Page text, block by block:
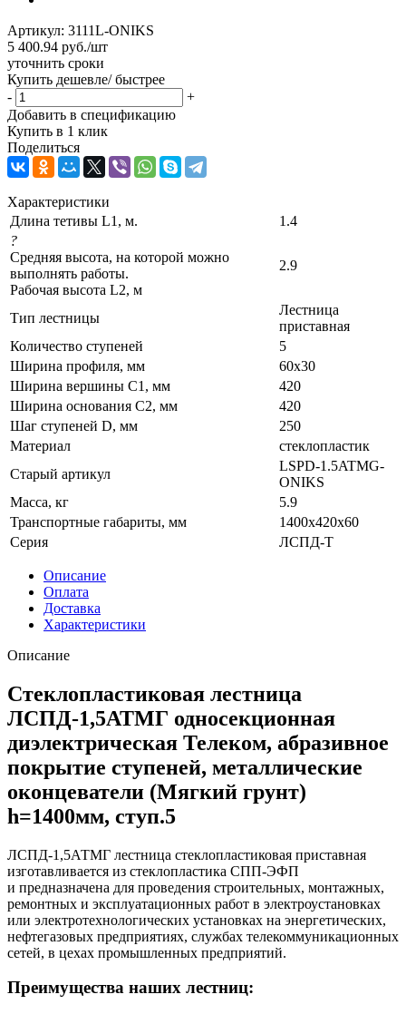
Артикул: 3111L-ONIKS
5 400.94 руб./шт
уточнить сроки
Купить дешевле/ быстрее
-
+
Добавить в спецификацию
Купить в 1 клик
Поделиться
Характеристики
Длина тетивы L1, м.
1.4
?
Средняя высота, на которой можно
выполнять работы.
Рабочая высота L2, м
2.9
Тип лестницы
Лестница
приставная
Количество ступеней
5
Ширина профиля, мм
60х30
Ширина вершины С1, мм
420
Ширина основания C2, мм
420
Шаг ступеней D, мм
250
Материал
стеклопластик
Старый артикул
LSPD-1.5ATMG-
ONIKS
Масса, кг
5.9
Транспортные габариты, мм
1400x420x60
Серия
ЛСПД-Т
Описание
Оплата
Доставка
Характеристики
Описание
Стеклопластиковая лестница
ЛСПД-1,5АТМГ односекционная
диэлектрическая Телеком, абразивное
покрытие ступеней, металлические
оконцеватели (Мягкий грунт)
h=1400мм, ступ.5
ЛСПД-1,5АТМГ лестница стеклопластиковая приставная
изготавливается из стеклопластика СПП-ЭФП
и предназначена для проведения строительных, монтажных,
ремонтных и эксплуатационных работ в электроустановках
или электротехнологических установках на энергетических,
нефтегазовых предприятиях, службах телекоммуникационных
сетей, в цехах промышленных предприятий.
Преимущества наших лестниц: